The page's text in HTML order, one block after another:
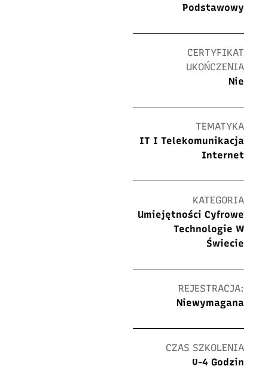
Podstawowy
CERTYFIKAT
UKOŃCZENIA
Nie
TEMATYKA
IT I Telekomunikacja
Internet
KATEGORIA
Umiejętności Cyfrowe
Technologie W
Świecie
REJESTRACJA:
Niewymagana
CZAS SZKOLENIA
0-4 Godzin